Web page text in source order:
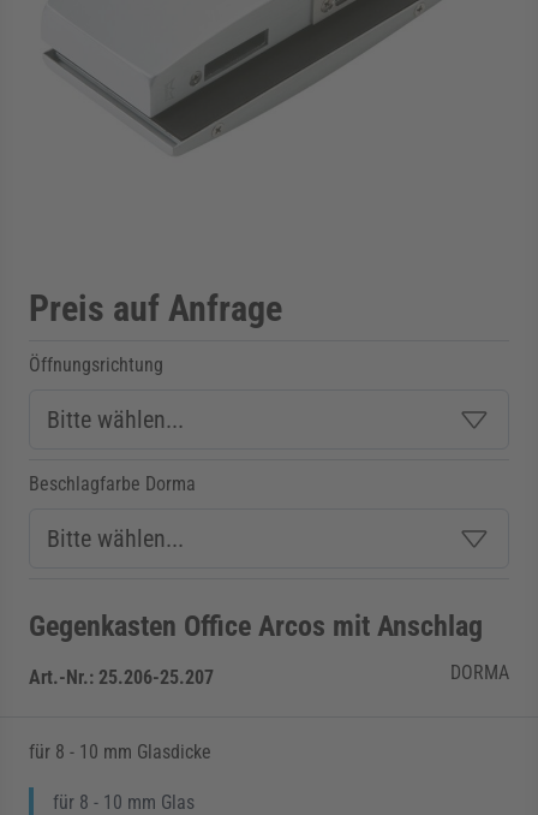
für Kategorie Zargen anzeigen
für Kategorie Aussenverglasung
Preis auf Anfrage
Öffnungsrichtung
Beschlagfarbe Dorma
Gegenkasten Office Arcos mit Anschlag
Art.-Nr.: 25.206-25.207 DORMA
für 8 - 10 mm Glasdicke
für 8 - 10 mm Glas